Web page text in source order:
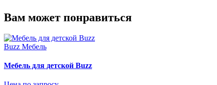
Вам может понравиться
Buzz Мебель
Мебель для детской Buzz